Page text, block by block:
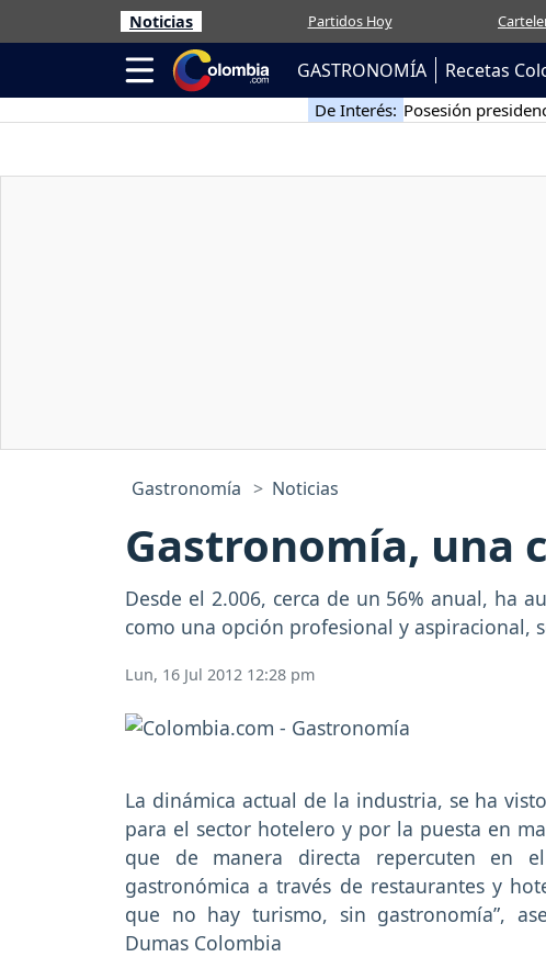
Noticias Partidos Hoy
GASTRONOMÍA Recetas
De Interés: Posesión
Gastronomía Noticias
Gastronomía, una
Desde el 2.006, cerca de un 56% anual, ha
como una opción profesional y aspiracional,
Lun, 16 Jul 2012 12:28 pm
La dinámica actual de la industria, se ha
para el sector hotelero y por la puesta en
que de manera directa repercuten en
gastronómica a través de restaurantes y
que no hay turismo, sin gastronomía”,
Dumas Colombia